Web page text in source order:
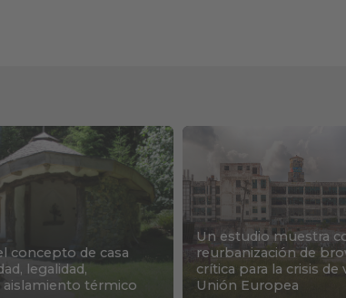
concepto de casa
legalidad,
aislamiento térmico
Un estudio muestra
reurbanización de
crítica para la crisis de
Unión Europea